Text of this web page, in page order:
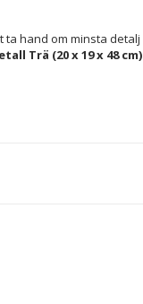
Trä (20 x 19 x 48 cm)